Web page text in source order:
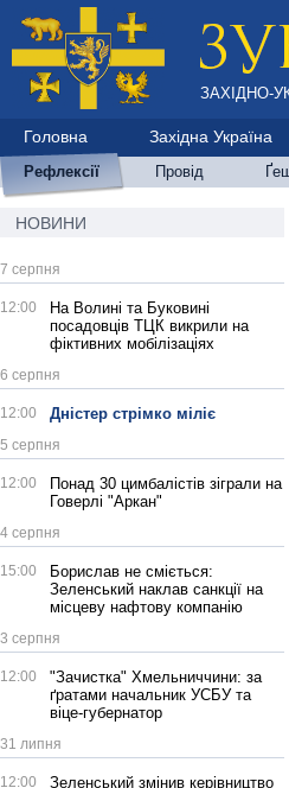
ЗАХІДНО-
Головна Західна Україна
Рефлексії Провід
НОВИНИ
7 серпня
12:00
На Волині та Буковині
посадовців ТЦК викрили на
фіктивних мобілізаціях
6 серпня
12:00 Дністер стрімко міліє
5 серпня
12:00
Понад 30 цимбалістів зіграли на
Говерлі "Аркан"
4 серпня
15:00
Борислав не сміється:
Зеленський наклав санкції на
місцеву нафтову компанію
3 серпня
12:00
"Зачистка" Хмельниччини: за
ґратами начальник УСБУ та
віце-губернатор
31 липня
12:00
Зеленський змінив керівництво